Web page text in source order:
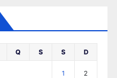
Q S S D
1 2